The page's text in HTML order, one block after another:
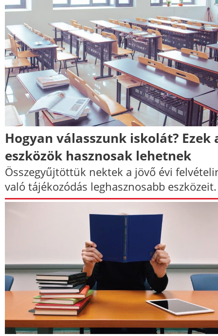
Hogyan válasszunk iskolát? Ezek
eszközök hasznosak lehetnek
Összegyűjtöttük nektek a jövő évi
való tájékozódás leghasznosabb eszközeit.